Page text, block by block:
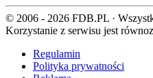
© 2006 - 2026 FDB.PL ·
Korzystanie z serwisu jest
Regulamin
Polityka prywatności